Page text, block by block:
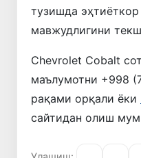
тузишда
мавжудлигини
Chevrolet Cobalt
маълумотни +998
рақами орқали ёки
сайтидан олиш